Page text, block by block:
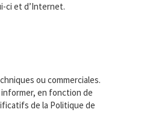
ci et d’Internet.
ou commerciales.
en fonction de
de la Politique de